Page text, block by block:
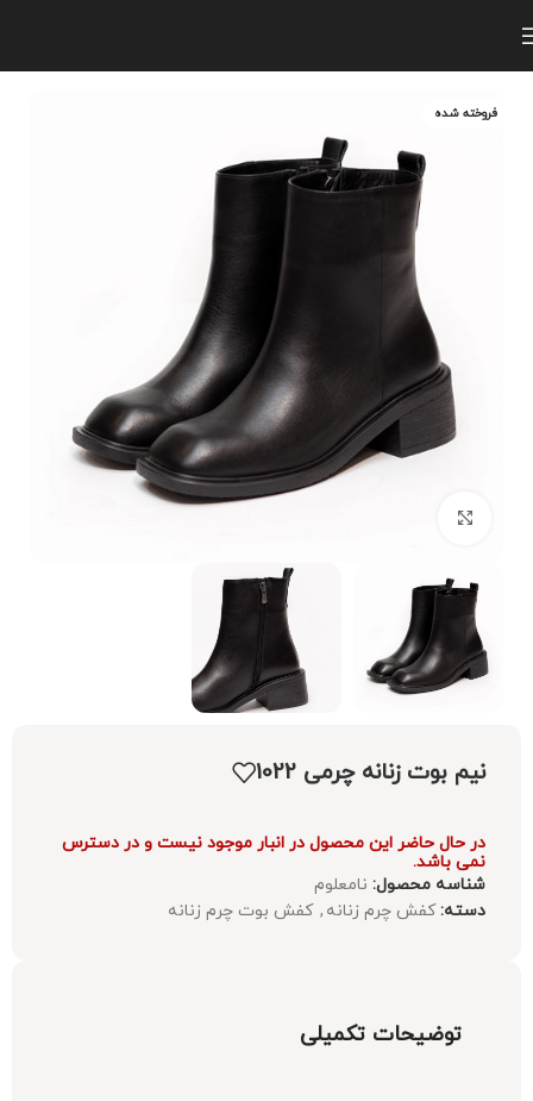
فروخته شده
نیم بوت زنانه چرمی 1022
در حال حاضر این محصول در انبار موجود نیست و در دسترس
نمی باشد.
شناسه محصول: نامعلوم
دسته: کفش چرم زنانه , کفش بوت چرم زنانه
توضیحات تکمیلی